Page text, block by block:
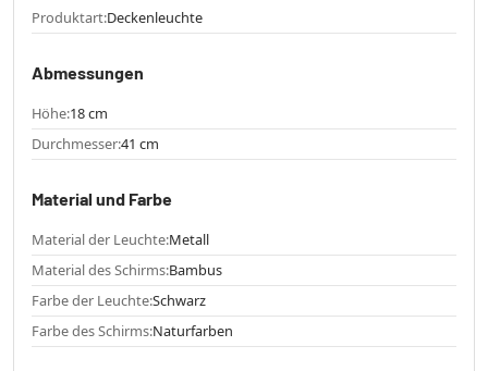
Produktart:Deckenleuchte
Abmessungen
Höhe:18 cm
Durchmesser:41 cm
Material und Farbe
Material der Leuchte:Metall
Material des Schirms:Bambus
Farbe der Leuchte:Schwarz
Farbe des Schirms:Naturfarben